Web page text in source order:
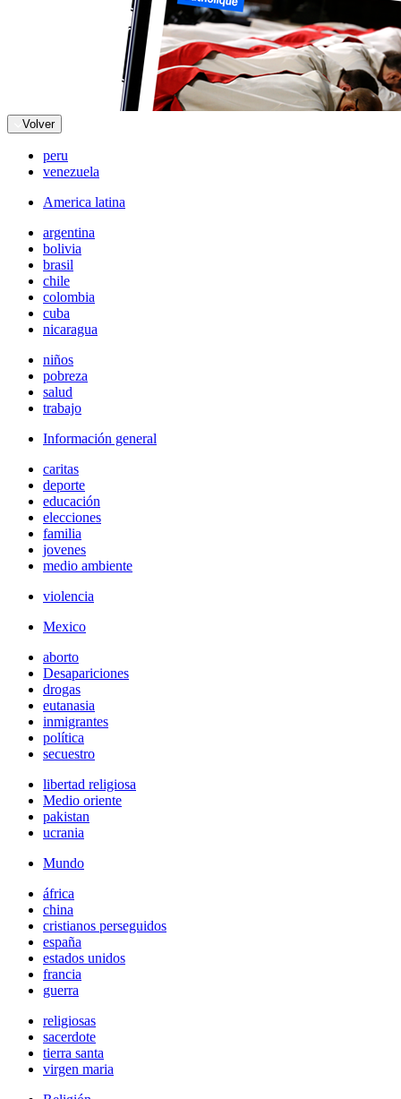
Volver
peru
venezuela
America latina
argentina
bolivia
brasil
chile
colombia
cuba
nicaragua
niños
pobreza
salud
trabajo
Información general
caritas
deporte
educación
elecciones
familia
jovenes
medio ambiente
violencia
Mexico
aborto
Desapariciones
drogas
eutanasia
inmigrantes
política
secuestro
libertad religiosa
Medio oriente
pakistan
ucrania
Mundo
áfrica
china
cristianos perseguidos
españa
estados unidos
francia
guerra
religiosas
sacerdote
tierra santa
virgen maria